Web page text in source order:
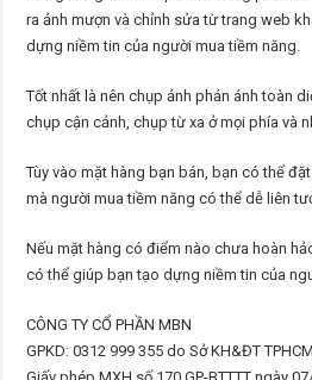
ra ảnh mượn và chỉnh sửa từ trang web
dựng niềm tin của người mua tiềm năng.
Tốt nhất là nên chụp ảnh phản ánh toàn
chụp cận cảnh, chụp từ xa ở mọi phía và
Tùy vào mặt hàng bạn bán, bạn có thể
mà người mua tiềm năng có thể dễ liên
Nếu mặt hàng có điểm nào chưa hoàn
có thể giúp bạn tạo dựng niềm tin của
CÔNG TY CỔ PHẦN MBN
GPKD: 0312 999 355 do Sở KH&ĐT